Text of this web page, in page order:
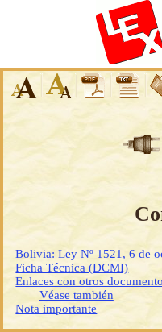
Bolivia: Ley Nº 1521, 6 de
Ficha Técnica (DCMI)
Enlaces con otros
Véase también
Nota importante